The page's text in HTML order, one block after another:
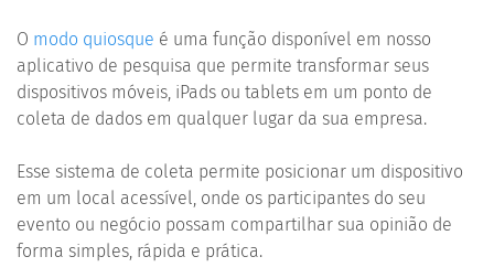
O modo quiosque é uma função disponível em nosso
aplicativo de pesquisa que permite transformar seus
dispositivos móveis, iPads ou tablets em um ponto de
coleta de dados em qualquer lugar da sua empresa.
Esse sistema de coleta permite posicionar um dispositivo
em um local acessível, onde os participantes do seu
evento ou negócio possam compartilhar sua opinião de
forma simples, rápida e prática.